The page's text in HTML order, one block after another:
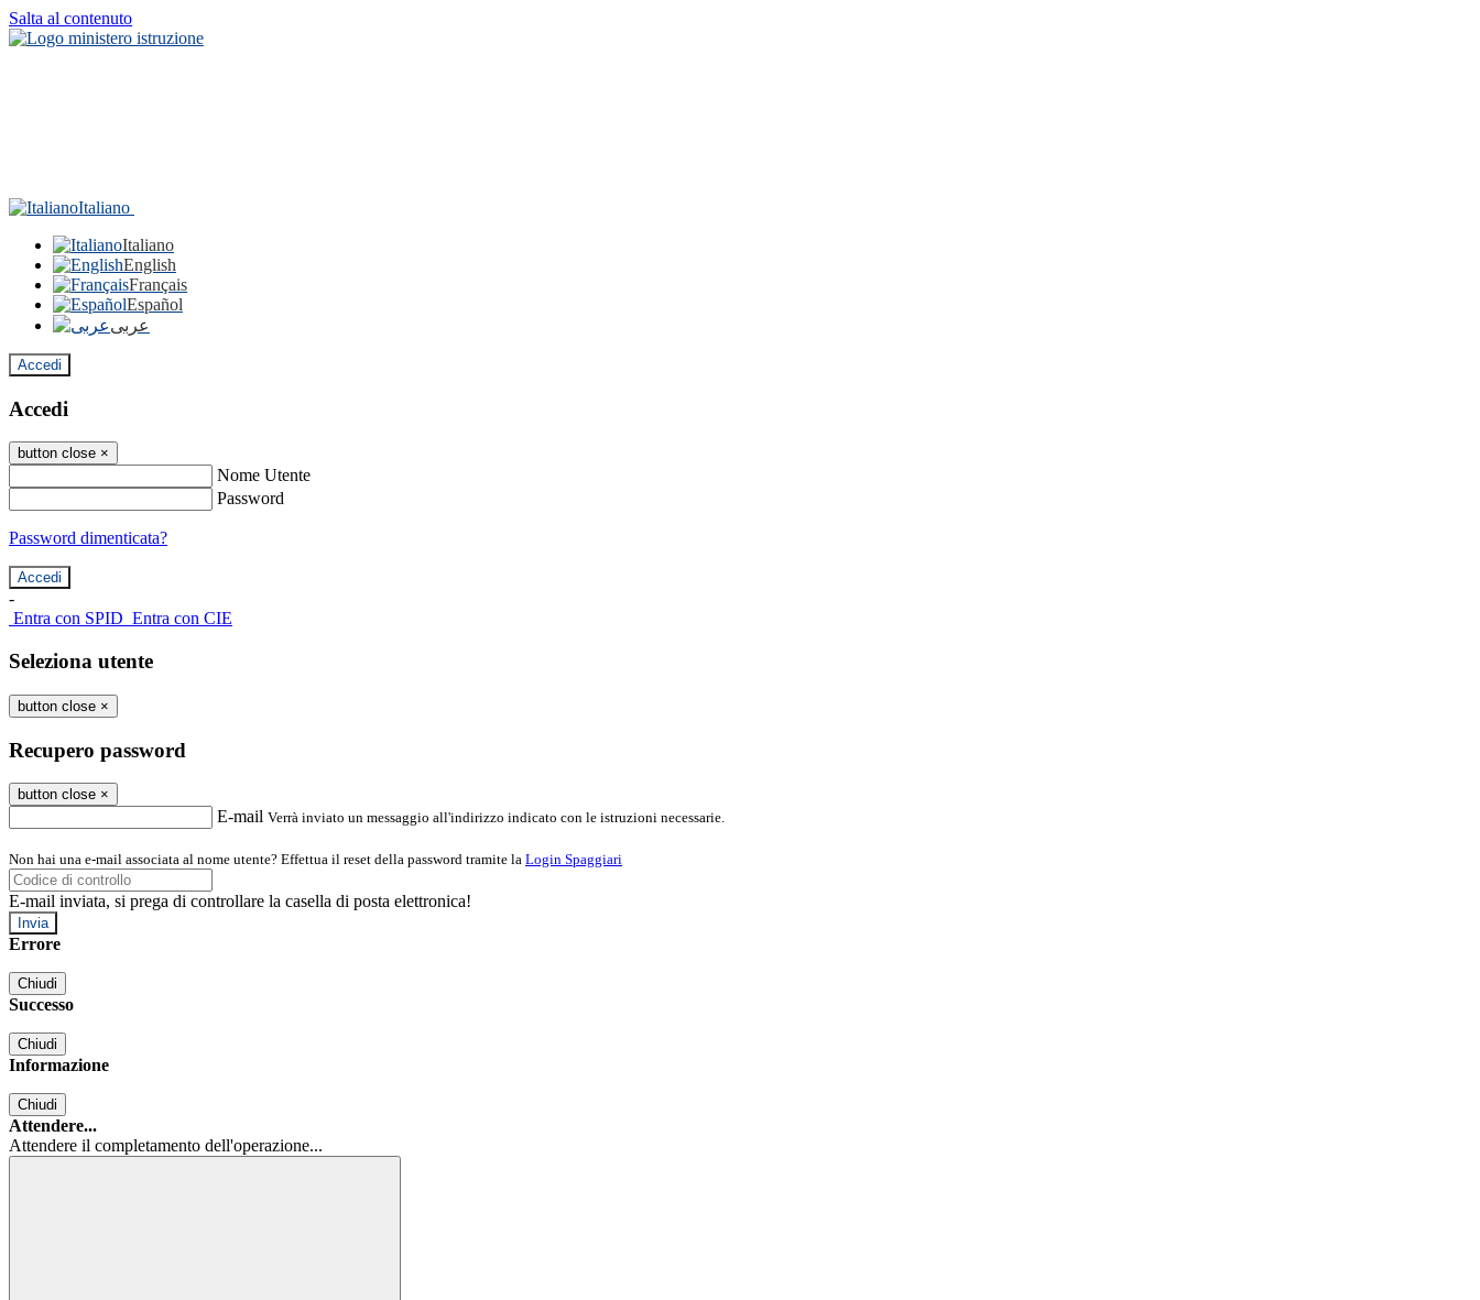
Salta al contenuto
Italiano
Italiano
English
Français
Español
عربى
Accedi
Accedi
button close ×
Nome Utente
Password
Password dimenticata?
-
Entra con SPID Entra con CIE
Seleziona utente
button close ×
Recupero password
button close ×
E-mail Verrà inviato un messaggio all'indirizzo indicato con le istruzioni necessarie.
Non hai una e-mail associata al nome utente? Effettua il reset della password tramite la Login Spaggiari
E-mail inviata, si prega di controllare la casella di posta elettronica!
Errore
Chiudi
Successo
Chiudi
Informazione
Chiudi
Attendere...
Attendere il completamento dell'operazione...